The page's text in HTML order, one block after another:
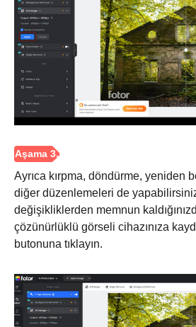
Ayrıca kırpma, döndürme, yeniden
diğer düzenlemeleri de
değişikliklerden memnun
çözünürlüklü görseli cihazınıza
butonuna tıklayın.